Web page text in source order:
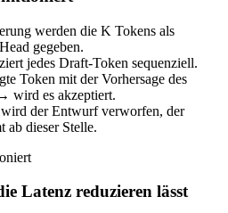
werden die K Tokens als
gegeben.
jedes Draft-Token sequenziell.
Token mit der Vorhersage des
wird es akzeptiert.
der Entwurf verworfen, der
ab dieser Stelle.
Latenz reduzieren lässt